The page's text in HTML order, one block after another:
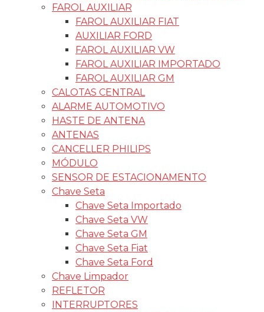
FAROL AUXILIAR
FAROL AUXILIAR FIAT
AUXILIAR FORD
FAROL AUXILIAR VW
FAROL AUXILIAR IMPORTADO
FAROL AUXILIAR GM
CALOTAS CENTRAL
ALARME AUTOMOTIVO
HASTE DE ANTENA
ANTENAS
CANCELLER PHILIPS
MÓDULO
SENSOR DE ESTACIONAMENTO
Chave Seta
Chave Seta Importado
Chave Seta VW
Chave Seta GM
Chave Seta Fiat
Chave Seta Ford
Chave Limpador
REFLETOR
INTERRUPTORES